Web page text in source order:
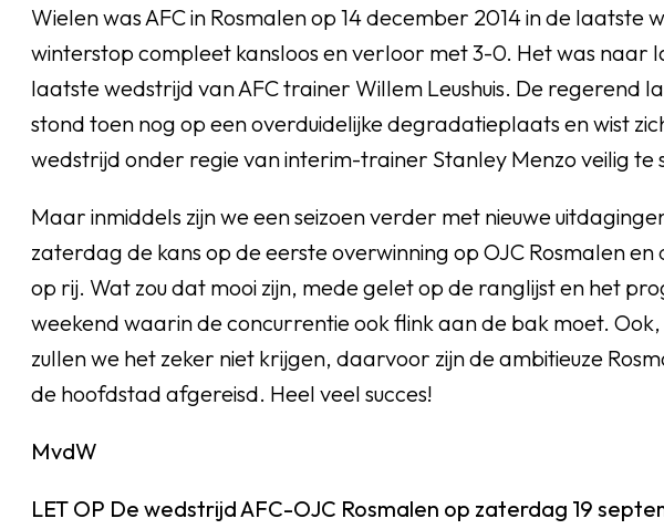
Wielen was AFC in Rosmalen op 14 december 2014 in de laatste
winterstop compleet kansloos en verloor met 3-0. Het was naar
laatste wedstrijd van AFC trainer Willem Leushuis. De regerend
stond toen nog op een overduidelijke degradatieplaats en wist
wedstrijd onder regie van interim-trainer Stanley Menzo veilig te
Maar inmiddels zijn we een seizoen verder met nieuwe
zaterdag de kans op de eerste overwinning op OJC Rosmalen en
op rij. Wat zou dat mooi zijn, mede gelet op de ranglijst en het
weekend waarin de concurrentie ook flink aan de bak moet.
zullen we het zeker niet krijgen, daarvoor zijn de ambitieuze
de hoofdstad afgereisd. Heel veel succes!
MvdW
LET OP De wedstrijd AFC-OJC Rosmalen op zaterdag 19